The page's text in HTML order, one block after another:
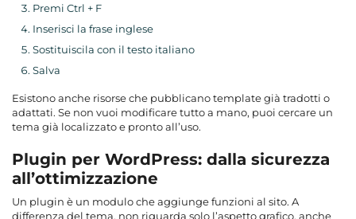
Premi Ctrl + F
Inserisci la frase inglese
Sostituiscila con il testo italiano
Salva
Esistono anche risorse che pubblicano template già tradotti o
adattati. Se non vuoi modificare tutto a mano, puoi cercare un
tema già localizzato e pronto all’uso.
Plugin per WordPress: dalla sicurezza
all’ottimizzazione
Un plugin è un modulo che aggiunge funzioni al sito. A
differenza del tema, non riguarda solo l’aspetto grafico, anche